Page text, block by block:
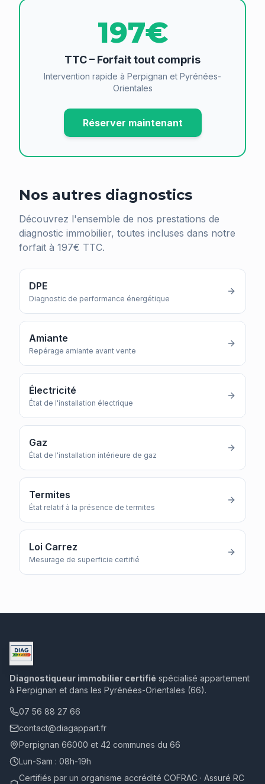
197€
TTC – Forfait tout compris
Intervention rapide à Perpignan et Pyrénées-
Orientales
Réserver maintenant
Nos autres diagnostics
Découvrez l'ensemble de nos prestations de
diagnostic immobilier, toutes incluses dans notre
forfait à 197€ TTC.
DPE
Diagnostic de performance énergétique
Amiante
Repérage amiante avant vente
Électricité
État de l'installation électrique
Gaz
État de l'installation intérieure de gaz
Termites
État relatif à la présence de termites
Loi Carrez
Mesurage de superficie certifié
Diagnostiqueur immobilier certifié spécialisé appartement
à Perpignan et dans les Pyrénées-Orientales (66).
07 56 88 27 66
contact@diagappart.fr
Perpignan 66000 et 42 communes du 66
Lun-Sam : 08h-19h
Certifiés par un organisme accrédité COFRAC · Assuré RC